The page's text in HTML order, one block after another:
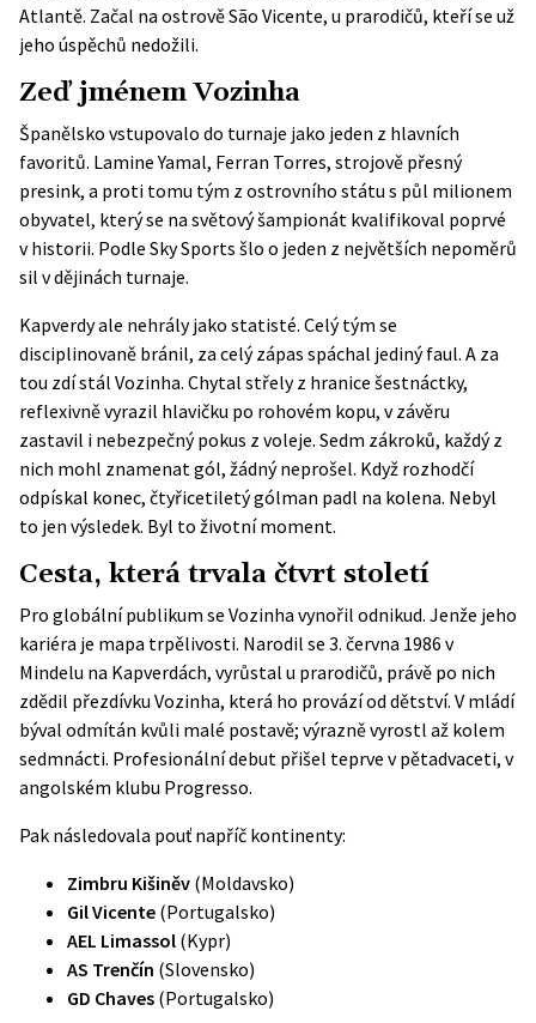
Atlantě. Začal na ostrově São Vicente, u prarodičů, kteří se už
jeho úspěchů nedožili.
Zeď jménem Vozinha
Španělsko vstupovalo do turnaje jako jeden z hlavních
favoritů. Lamine Yamal, Ferran Torres, strojově přesný
presink, a proti tomu tým z ostrovního státu s půl milionem
obyvatel, který se na světový šampionát kvalifikoval poprvé
v historii. Podle Sky Sports šlo o jeden z největších nepoměrů
sil v dějinách turnaje.
Kapverdy ale nehrály jako statisté. Celý tým se
disciplinovaně bránil, za celý zápas spáchal jediný faul. A za
tou zdí stál Vozinha. Chytal střely z hranice šestnáctky,
reflexivně vyrazil hlavičku po rohovém kopu, v závěru
zastavil i nebezpečný pokus z voleje. Sedm zákroků, každý z
nich mohl znamenat gól, žádný neprošel. Když rozhodčí
odpískal konec, čtyřicetiletý gólman padl na kolena. Nebyl
to jen výsledek. Byl to životní moment.
Cesta, která trvala čtvrt století
Pro globální publikum se Vozinha vynořil odnikud. Jenže jeho
kariéra je mapa trpělivosti. Narodil se 3. června 1986 v
Mindelu na Kapverdách, vyrůstal u prarodičů, právě po nich
zdědil přezdívku Vozinha, která ho provází od dětství. V mládí
býval odmítán kvůli malé postavě; výrazně vyrostl až kolem
sedmnácti. Profesionální debut přišel teprve v pětadvaceti, v
angolském klubu Progresso.
Pak následovala pouť napříč kontinenty:
Zimbru Kišiněv (Moldavsko)
Gil Vicente (Portugalsko)
AEL Limassol (Kypr)
AS Trenčín (Slovensko)
GD Chaves (Portugalsko)